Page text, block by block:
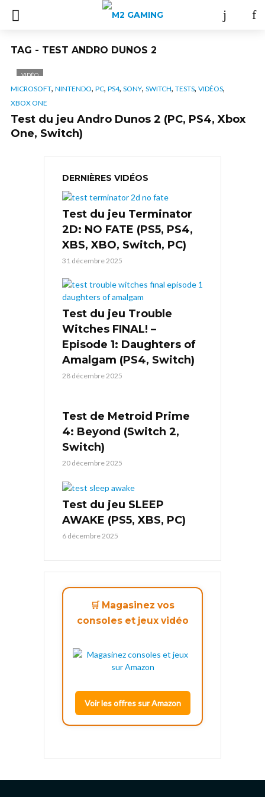
TAG - TEST ANDRO DUNOS 2
VIDÉO
MICROSOFT, NINTENDO, PC, PS4, SONY, SWITCH, TESTS, VIDÉOS,
XBOX ONE
Test du jeu Andro Dunos 2 (PC, PS4, Xbox
One, Switch)
DERNIÈRES VIDÉOS
Test du jeu Terminator
2D: NO FATE (PS5, PS4,
XBS, XBO, Switch, PC)
31 décembre 2025
Test du jeu Trouble
Witches FINAL! –
Episode 1: Daughters of
Amalgam (PS4, Switch)
28 décembre 2025
Test de Metroid Prime
4: Beyond (Switch 2,
Switch)
20 décembre 2025
Test du jeu SLEEP
AWAKE (PS5, XBS, PC)
6 décembre 2025
🛒 Magasinez vos
consoles et jeux vidéo
Voir les offres sur Amazon